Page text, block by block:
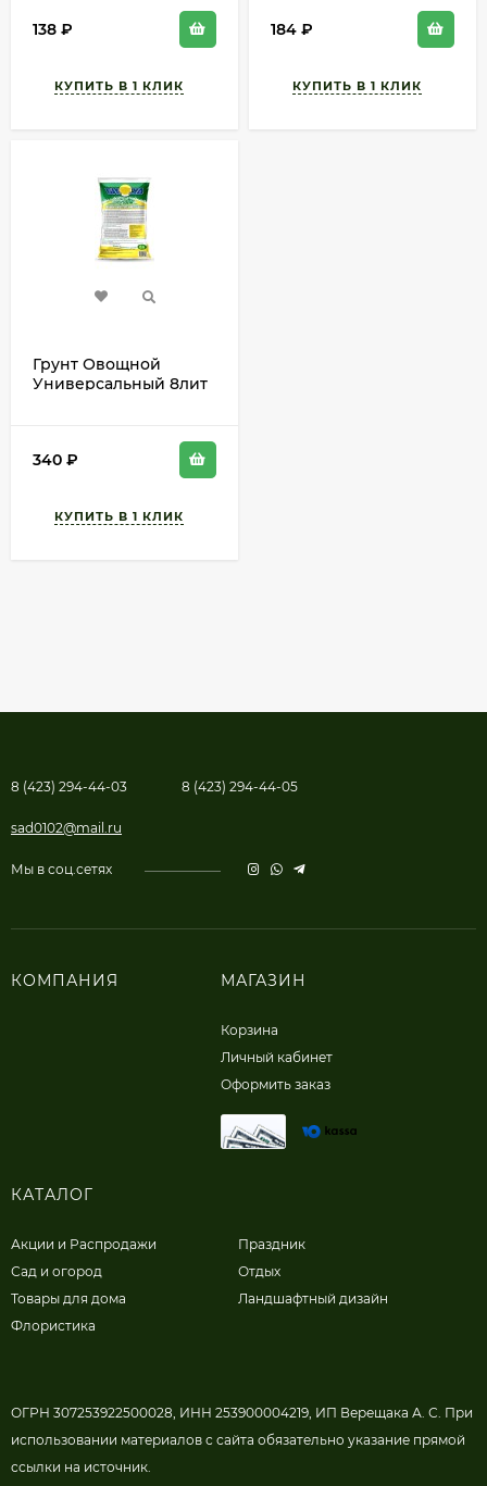
138 ₽ 184 ₽
Грунт Овощной
Универсальный 8лит
340 ₽
8 (423) 294-44-03 8 (423) 294-44-05
sad0102@mail.ru
Мы в соц.сетях
КОМПАНИЯ МАГАЗИН
Корзина
Личный кабинет
Оформить заказ
КАТАЛОГ
Акции и Распродажи
Сад и огород
Товары для дома
Флористика
Праздник
Отдых
Ландшафтный дизайн
ОГРН 307253922500028, ИНН 253900004219, ИП Верещака А. С. При
использовании материалов с сайта обязательно указание прямой
ссылки на источник.